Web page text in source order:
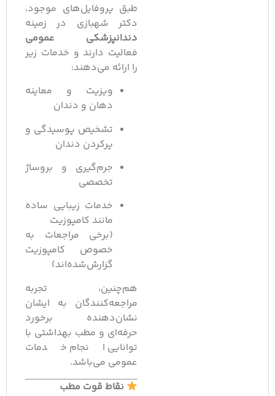
طبق پروفایل‌های موجود،
دکتر شهبازی در زمینه
دندانپزشکی عمومی
فعالیت دارند و خدمات زیر
را ارائه می‌دهند:
ویزیت و معاینه
دهان و دندان
تشخیص پوسیدگی و
پرکردن دندان
جرم‌گیری و بروساژ
تخصصی
خدمات زیبایی ساده
مانند کامپوزیت
(برخی مراجعات به
خصوص کامپوزیت
گزارش‌شده‌اند)
هم‌چنین، تجربه
مراجعه‌کنندگان به ایشان
نشان‌دهنده برخورد
حرفه‌ای و مطب بهداشتی با
توانایی انجام خدمات
عمومی می‌باشد.
نقاط قوت مطب